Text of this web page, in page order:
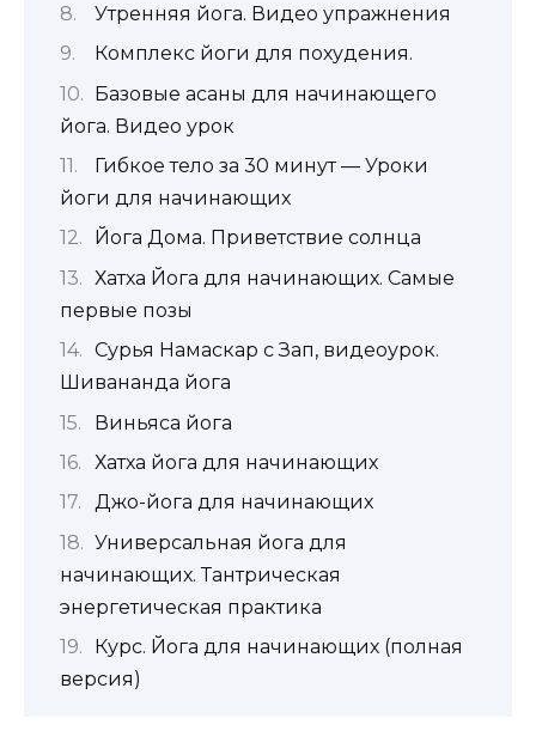
Утренняя йога. Видео упражнения
Комплекс йоги для похудения.
Базовые асаны для начинающего
йога. Видео урок
Гибкое тело за 30 минут — Уроки
йоги для начинающих
Йога Дома. Приветствие солнца
Хатха Йога для начинающих. Самые
первые позы
Сурья Намаскар с Зап, видеоурок.
Шивананда йога
Виньяса йога
Хатха йога для начинающих
Джо-йога для начинающих
Универсальная йога для
начинающих. Тантрическая
энергетическая практика
Курс. Йога для начинающих (полная
версия)